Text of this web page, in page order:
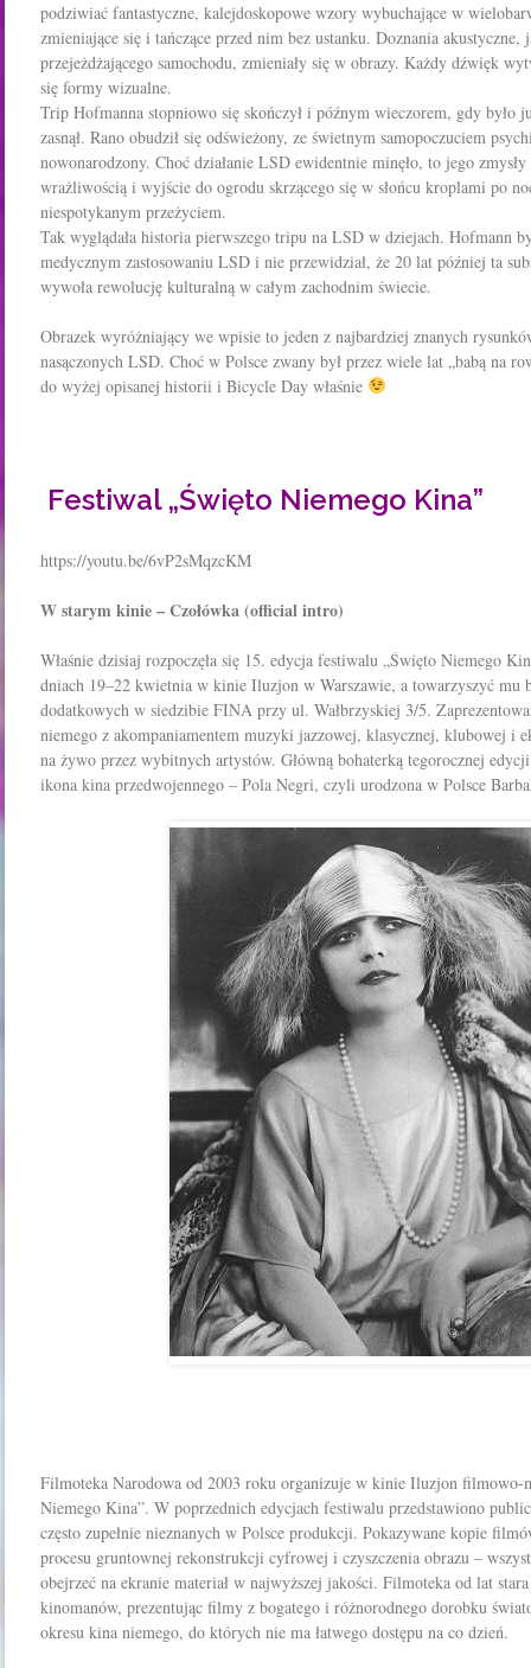
podziwiać fantastyczne, kalejdoskopowe wzory wybuchające w
zmieniające się i tańczące przed nim bez ustanku. Doznania
przejeżdżającego samochodu, zmieniały się w obrazy. Każdy dźwięk
się formy wizualne.
Trip Hofmanna stopniowo się skończył i późnym wieczorem, gdy było
zasnął. Rano obudził się odświeżony, ze świetnym samopoczuciem
nowonarodzony. Choć działanie LSD ewidentnie minęło, to jego
wrażliwością i wyjście do ogrodu skrzącego się w słońcu kroplami po
niespotykanym przeżyciem.
Tak wyglądała historia pierwszego tripu na LSD w dziejach. Hofmann
medycznym zastosowaniu LSD i nie przewidział, że 20 lat później ta
wywoła rewolucję kulturalną w całym zachodnim świecie.
Obrazek wyróżniający we wpisie to jeden z najbardziej znanych
nasączonych LSD. Choć w Polsce zwany był przez wiele lat „babą na
do wyżej opisanej historii i Bicycle Day właśnie
Festiwal „Święto Niemego Kina”
https://youtu.be/6vP2sMqzcKM
W starym kinie – Czołówka (official intro)
Właśnie dzisiaj rozpoczęła się 15. edycja festiwalu „Święto Niemego
dniach 19–22 kwietnia w kinie Iluzjon w Warszawie, a towarzyszyć mu
dodatkowych w siedzibie FINA przy ul. Wałbrzyskiej 3/5.
niemego z akompaniamentem muzyki jazzowej, klasycznej, klubowej i
na żywo przez wybitnych artystów. Główną bohaterką tegorocznej
ikona kina przedwojennego – Pola Negri, czyli urodzona w Polsce
Filmoteka Narodowa od 2003 roku organizuje w kinie Iluzjon filmowo-
Niemego Kina”. W poprzednich edycjach festiwalu przedstawiono
często zupełnie nieznanych w Polsce produkcji. Pokazywane kopie
procesu gruntownej rekonstrukcji cyfrowej i czyszczenia obrazu –
obejrzeć na ekranie materiał w najwyższej jakości. Filmoteka od lat
kinomanów, prezentując filmy z bogatego i różnorodnego dorobku
okresu kina niemego, do których nie ma łatwego dostępu na co dzień.